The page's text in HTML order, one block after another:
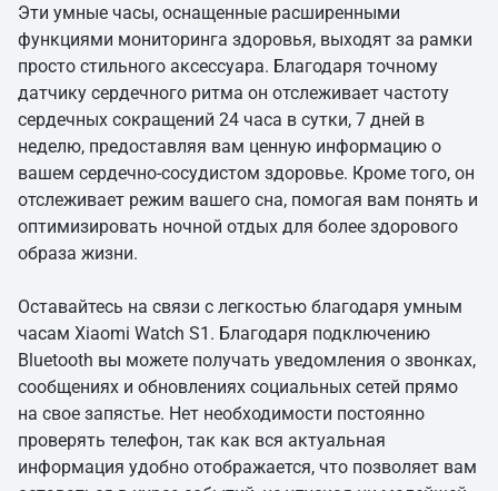
Эти умные часы, оснащенные расширенными
функциями мониторинга здоровья, выходят за рамки
просто стильного аксессуара. Благодаря точному
датчику сердечного ритма он отслеживает частоту
сердечных сокращений 24 часа в сутки, 7 дней в
неделю, предоставляя вам ценную информацию о
вашем сердечно-сосудистом здоровье. Кроме того, он
отслеживает режим вашего сна, помогая вам понять и
оптимизировать ночной отдых для более здорового
образа жизни.
Оставайтесь на связи с легкостью благодаря умным
часам Xiaomi Watch S1. Благодаря подключению
Bluetooth вы можете получать уведомления о звонках,
сообщениях и обновлениях социальных сетей прямо
на свое запястье. Нет необходимости постоянно
проверять телефон, так как вся актуальная
информация удобно отображается, что позволяет вам